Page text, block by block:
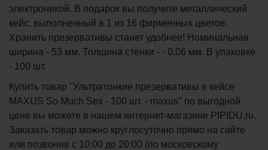
электроникой. В подарок вы получите металлический
кейс, выполненный в 1 из 16 фирменных цветов.
Хранить презервативы станет удобнее! Номинальная
ширина - 53 мм. Толщина стенки - - 0,06 мм. В упаковке
- 100 шт.
Купить товар "Ультратонкие презервативы в кейсе
MAXUS So Much Sex - 100 шт. - maxus" по выгодной
цене вы можете в нашем интернет-магазине PIPIDU.ru.
Заказать товар можно круглосуточно прямо на сайте
или позвонив с 10:00 до 20:00 (по московскому